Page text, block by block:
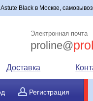
Black в Москве,
Электронная почта
proline@
Доставка
Регистрация